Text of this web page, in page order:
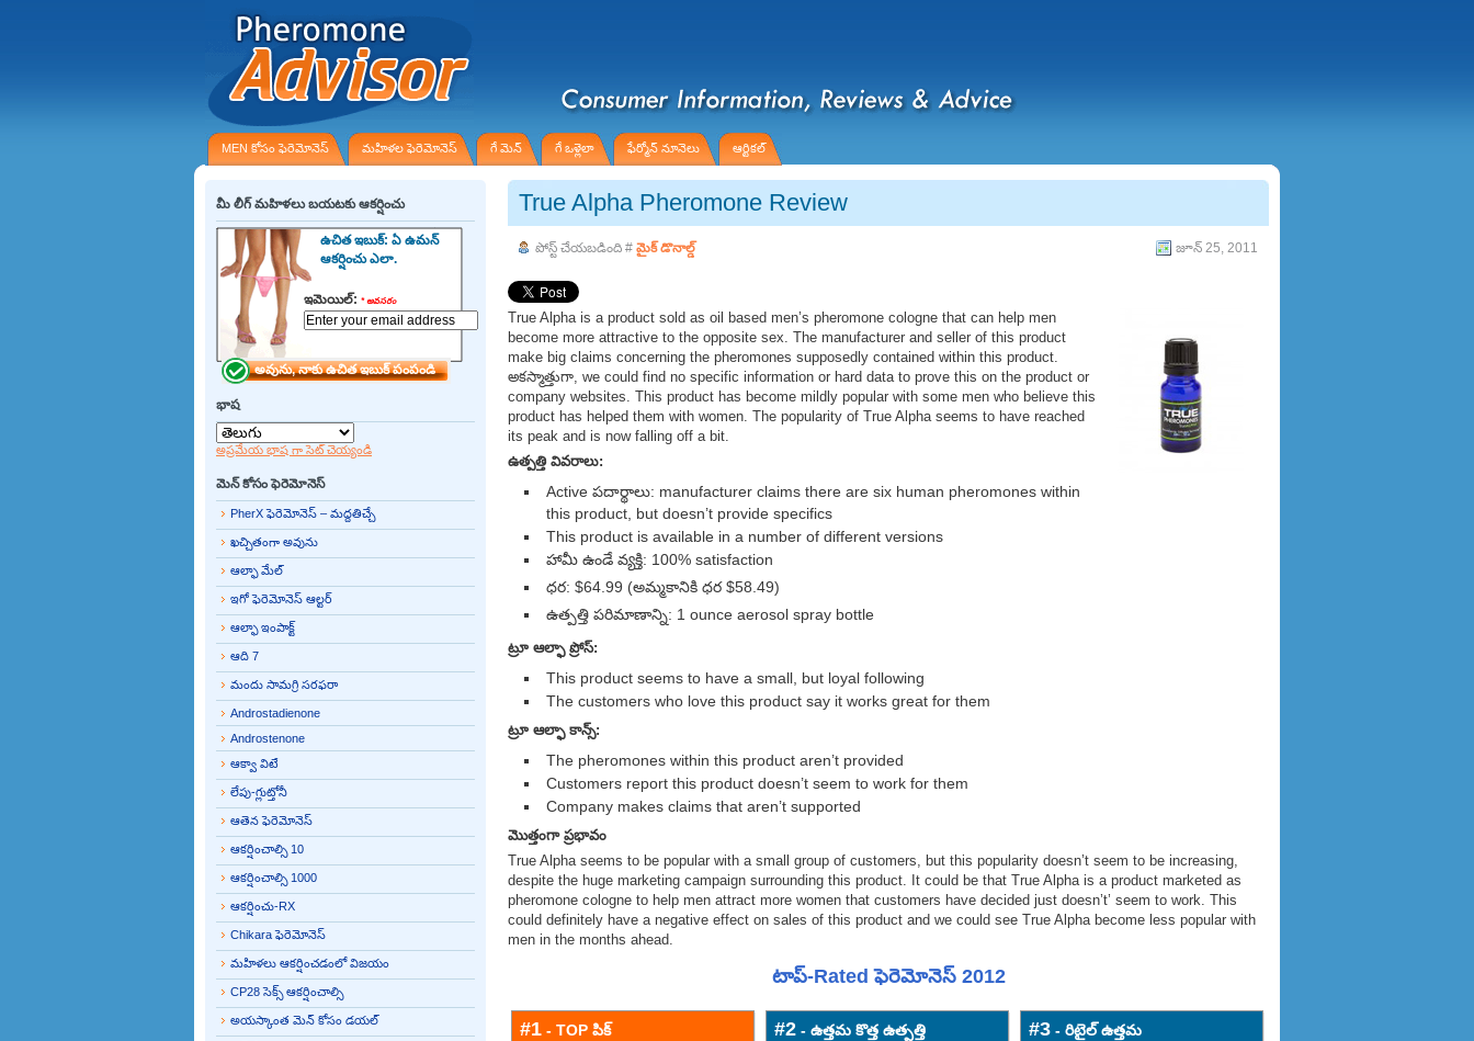
MEN కోసం ఫెరెమోనెస్ మహిళల ఫెరెమోనెస్ గే మెన్ గే ఒళ్లెలా ఫేర్మోన్ నూనెలు ఆర్టికల్
True Alpha Pheromone Review
పోస్ట్ చేయబడింది # మైక్ డొనాల్డ్ జూన్ 25, 2011
True Alpha is a product sold as oil based men’s pheromone cologne that can help men
become more attractive to the opposite sex. The manufacturer and seller of this product
make big claims concerning the pheromones supposedly contained within this product.
అకస్మాత్తుగా, we could find no specific information or hard data to prove this on the product or
company websites. This product has become mildly popular with some men who believe this
product has helped them with women. The popularity of True Alpha seems to have reached
its peak and is now falling off a bit.
ఉత్పత్తి వివరాలు:
Active పదార్థాలు: manufacturer claims there are six human pheromones within
this product, but doesn’t provide specifics
This product is available in a number of different versions
హామీ ఉండే వ్యక్తి: 100% satisfaction
ధర: $64.99 (అమ్మకానికి ధర $58.49)
ఉత్పత్తి పరిమాణాన్ని: 1 ounce aerosol spray bottle
ట్రూ ఆల్ఫా ప్రోస్:
This product seems to have a small, but loyal following
The customers who love this product say it works great for them
ట్రూ ఆల్ఫా కాన్స్:
The pheromones within this product aren’t provided
Customers report this product doesn’t seem to work for them
Company makes claims that aren’t supported
మొత్తంగా ప్రభావం
True Alpha seems to be popular with a small group of customers, but this popularity doesn’t seem to be increasing,
despite the huge marketing campaign surrounding this product. It could be that True Alpha is a product marketed as
pheromone cologne to help men attract more women that customers have decided just doesn’t’ seem to work. This
could definitely have a negative effect on sales of this product and we could see True Alpha become less popular with
men in the months ahead.
టాప్-Rated ఫెరెమోనెస్ 2012
#1 - TOP పిక్ #2 - ఉత్తమ కొత్త ఉత్పత్తి #3 - రిటైల్ ఉత్తమ
మీ లీగ్ మహిళలు బయటకు ఆకర్షించు
ఉచిత ఇబుక్: ఏ ఉమన్
ఆకర్షించు ఎలా.
ఇమెయిల్: *అవసరం
భాష
అప్రమేయ భాష గా సెట్ చెయ్యండి
మెన్ కోసం ఫెరెమోనెస్
PherX ఫెరెమోనెస్ – మద్దతిచ్చే
ఖచ్చితంగా అవును
ఆల్ఫా మేల్
ఇగో ఫెరెమోనెస్ ఆల్టర్
ఆల్ఫా ఇంపాక్ట్
ఆది 7
మందు సామగ్రి సరఫరా
Androstadienone
Androstenone
ఆక్వా విటే
లేపు-గ్లుట్తోనీ
ఆతెన ఫెరెమోనెస్
ఆకర్షించాల్సి 10
ఆకర్షించాల్సి 1000
ఆకర్షించు-RX
Chikara ఫెరెమోనెస్
మహిళలు ఆకర్షించడంలో విజయం
CP28 సెక్స్ ఆకర్షించాల్సి
అయస్కాంత మెన్ కోసం డయల్